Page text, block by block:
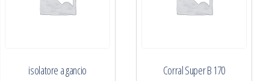
isolatore a gancio Corral Super B 170